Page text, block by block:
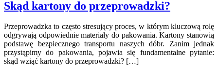
Skąd kartony do przeprowadzki?
Przeprowadzka to często stresujący proces, w którym kluczową rolę
odgrywają odpowiednie materiały do pakowania. Kartony stanowią
podstawę bezpiecznego transportu naszych dóbr. Zanim jednak
przystąpimy do pakowania, pojawia się fundamentalne pytanie:
skąd wziąć kartony do przeprowadzki? […]